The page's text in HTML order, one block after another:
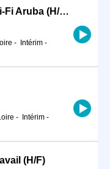
Administrateur Déploiement Wi-Fi Aruba (H/F) - Saran (H/F)
- Intérim -
- Intérim -
(H/F)